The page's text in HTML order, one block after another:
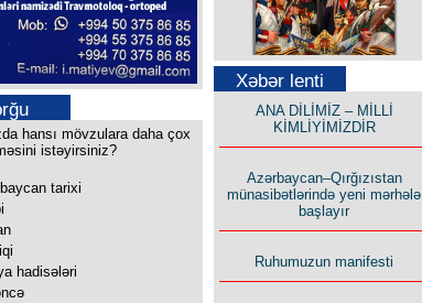
hansı mövzulara daha çox
istəyirsiniz?
tarixi
hadisələri
Səfər Alışarlı yazır
Uzun yolun Yolçusu
Xəbər lenti
ANA DİLİMİZ – MİLLİ
KİMLİYİMİZDİR
Azərbaycan–Qırğızıstan
münasibətlərində yeni mərhələ
başlayır
Ruhumuzun manifesti